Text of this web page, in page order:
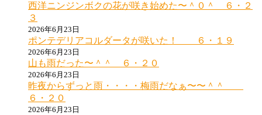
西洋ニンジンボクの花が咲き始めた〜＾０＾ ６・２
３
2026年6月23日
ポンテデリアコルダータが咲いた！ ６・１９
2026年6月23日
山も雨だった〜＾＾ ６・２０
2026年6月23日
昨夜からずっと雨・・・・梅雨だなぁ〜〜＾＾
６・２０
2026年6月23日